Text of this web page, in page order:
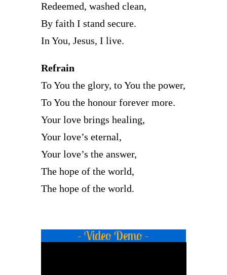
Redeemed, washed clean,
By faith I stand secure.
In You, Jesus, I live.
Refrain
To You the glory, to You the power,
To You the honour forever more.
Your love brings healing,
Your love’s eternal,
Your love’s the answer,
The hope of the world,
The hope of the world.
- Video Demo -